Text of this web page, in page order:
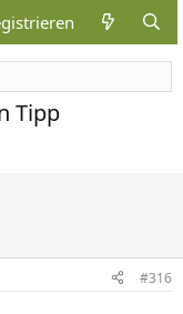
Tipp
#316